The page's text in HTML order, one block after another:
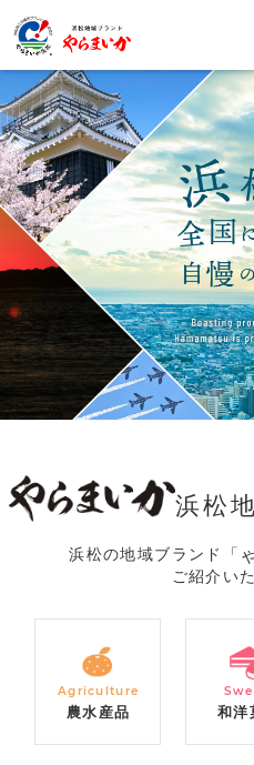
浜松
浜松の地域ブランド「
ご紹介い
Agriculture
農水産品 和洋